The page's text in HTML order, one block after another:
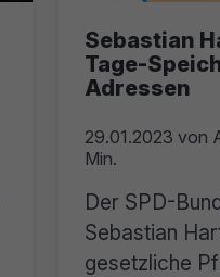
Sebastian
Tage-
Adressen
29.01.2023 von
Min.
Der SPD-
Sebastian
gesetzliche